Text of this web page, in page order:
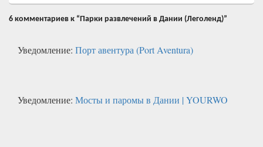
6 комментариев к “Парки развлечений в Дании (Леголенд)”
Уведомление: Порт авентура (Port Aventura)
Уведомление: Мосты и паромы в Дании | YOURWO